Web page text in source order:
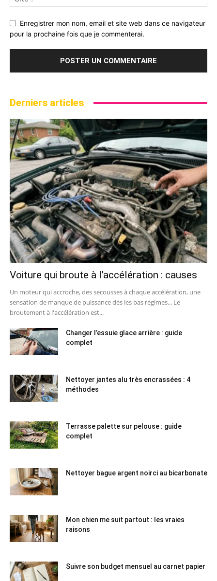
Enregistrer mon nom, email et site web dans ce navigateur
pour la prochaine fois que je commenterai.
Derniers articles
Voiture qui broute à l’accélération : causes
Un moteur qui accroche, des secousses à chaque accélération, une
sensation de manque de puissance dès les bas régimes... Le
broutement à l'accélération est...
Changer l’essuie glace arrière : guide
complet
Nettoyer jantes alu très encrassées : 4
méthodes
Terrasse palette sur pelouse : guide
complet
Nettoyer bague argent noirci au bicarbonate
Mon chien me suit partout : les vraies
raisons
Suivre son budget mensuel au carnet papier